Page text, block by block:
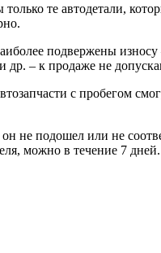
те автодетали,
подвержены
др. – к продаже не
с пробегом
не подошел или не
можно в течение 7 дней.